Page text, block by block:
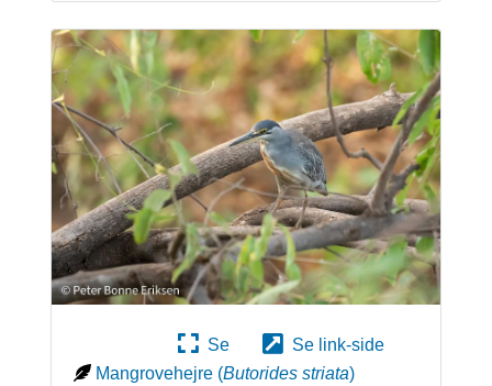
Se
Se link-side
Mangrovehejre (Butorides striata)